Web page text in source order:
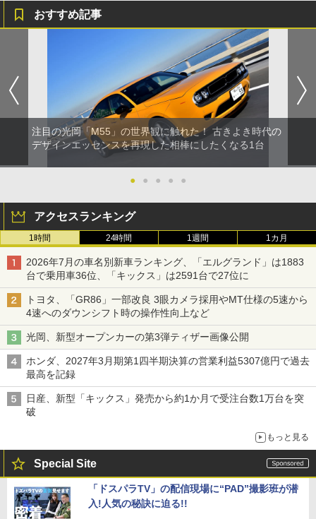
おすすめ記事
注目の光岡「M55」の世界観に触れた！ 古きよき時代の
デザインエッセンスを再現した相棒にしたくなる1台
● ● ● ● ●
アクセスランキング
1時間 24時間 1週間 1カ月
2026年7月の車名別新車ランキング、「エルグランド」は1883
台で乗用車36位、「キックス」は2591台で27位に
トヨタ、「GR86」一部改良 3眼カメラ採用やMT仕様の5速から
4速へのダウンシフト時の操作性向上など
光岡、新型オープンカーの第3弾ティザー画像公開
ホンダ、2027年3月期第1四半期決算の営業利益5307億円で過去
最高を記録
日産、新型「キックス」発売から約1か月で受注台数1万台を突
破
もっと見る
Special Site
「ドスパラTV」の配信現場に“PAD”撮影班が潜
入!人気の秘訣に迫る!!